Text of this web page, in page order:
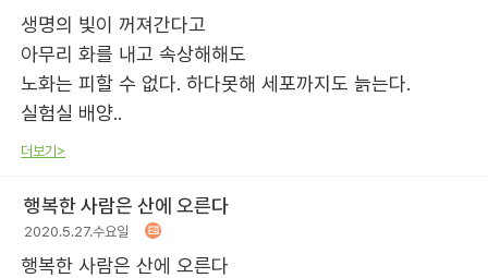
생명의 빛이 꺼져간다고
아무리 화를 내고 속상해해도
노화는 피할 수 없다. 하다못해 세포까지도 늙는다.
실험실 배양..
더보기>
행복한 사람은 산에 오른다
2020.5.27.수요일
행복한 사람은 산에 오른다